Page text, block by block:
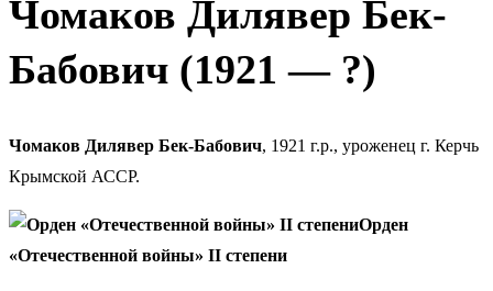
Чомаков Дилявер Бек-
Бабович (1921 — ?)
Чомаков Дилявер Бек-Бабович, 1921 г.р., уроженец г. Керчь
Крымской АССР.
Орден
«Отечественной войны» II степени